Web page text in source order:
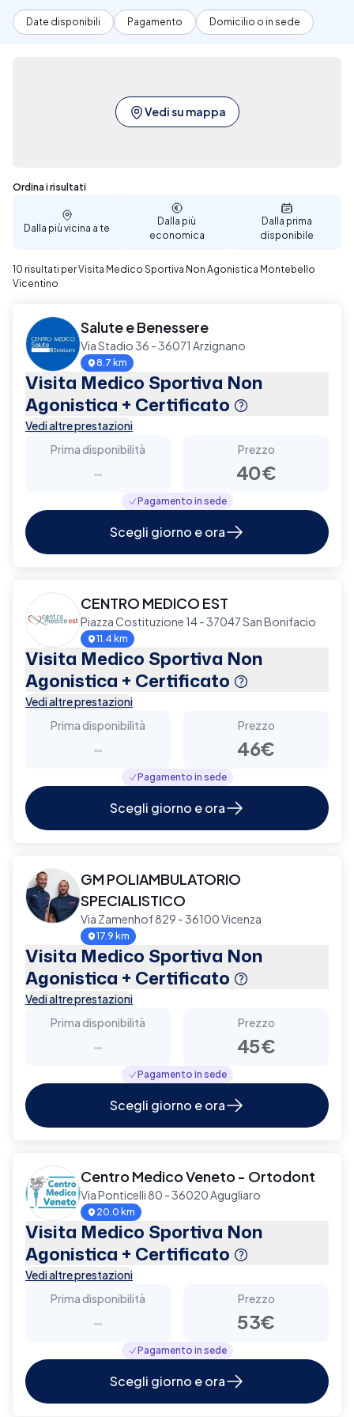
Date disponibili Pagamento Domicilio o in sede
Vedi su mappa
Sono stati trovati 10 risultati
Ordina i risultati
Dalla più vicina a te
Dalla più
economica
Dalla prima
disponibile
10 risultati per Visita Medico Sportiva Non Agonistica Montebello
Vicentino
Salute e Benessere
Via Stadio 36 - 36071 Arzignano
8.7 km
Visita Medico Sportiva Non
Agonistica + Certificato
Vedi altre prestazioni
Prima disponibilità
-
Prezzo
40€
Pagamento in sede
Scegli giorno e ora
CENTRO MEDICO EST
Piazza Costituzione 14 - 37047 San Bonifacio
11.4 km
Visita Medico Sportiva Non
Agonistica + Certificato
Vedi altre prestazioni
Prima disponibilità
-
Prezzo
46€
Pagamento in sede
Scegli giorno e ora
GM POLIAMBULATORIO
SPECIALISTICO
Via Zamenhof 829 - 36100 Vicenza
17.9 km
Visita Medico Sportiva Non
Agonistica + Certificato
Vedi altre prestazioni
Prima disponibilità
-
Prezzo
45€
Pagamento in sede
Scegli giorno e ora
Centro Medico Veneto - Ortodont
Via Ponticelli 80 - 36020 Agugliaro
20.0 km
Visita Medico Sportiva Non
Agonistica + Certificato
Vedi altre prestazioni
Prima disponibilità
-
Prezzo
53€
Pagamento in sede
Scegli giorno e ora